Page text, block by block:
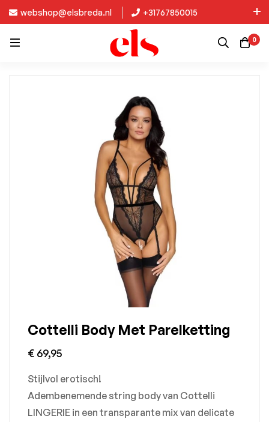
webshop@elsbreda.nl
+31767850015
Nieuw in de collectie: Kinky Diva!
0
Cottelli Body Met Parelketting
€ 69,95
Stijlvol erotisch!
Adembenemende string body van Cottelli
LINGERIE in een transparante mix van delicate